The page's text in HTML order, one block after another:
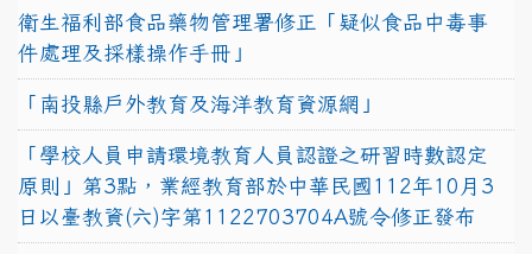
衛生福利部食品藥物管理署修正「疑似食品中毒事
件處理及採樣操作手冊」
「南投縣戶外教育及海洋教育資源網」
「學校人員申請環境教育人員認證之研習時數認定
原則」第3點，業經教育部於中華民國112年10月3
日以臺教資(六)字第1122703704A號令修正發布